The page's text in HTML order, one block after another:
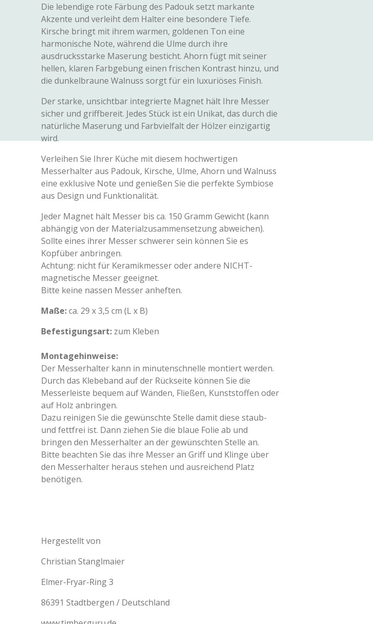
Die lebendige rote Färbung des Padouk setzt markante
Akzente und verleiht dem Halter eine besondere Tiefe.
Kirsche bringt mit ihrem warmen, goldenen Ton eine
harmonische Note, während die Ulme durch ihre
ausdrucksstarke Maserung besticht. Ahorn fügt mit seiner
hellen, klaren Farbgebung einen frischen Kontrast hinzu, und
die dunkelbraune Walnuss sorgt für ein luxuriöses Finish.
Der starke, unsichtbar integrierte Magnet hält Ihre Messer
sicher und griffbereit. Jedes Stück ist ein Unikat, das durch die
natürliche Maserung und Farbvielfalt der Hölzer einzigartig
wird.
Verleihen Sie Ihrer Küche mit diesem hochwertigen
Messerhalter aus Padouk, Kirsche, Ulme, Ahorn und Walnuss
eine exklusive Note und genießen Sie die perfekte Symbiose
aus Design und Funktionalität.
Jeder Magnet hält Messer bis ca. 150 Gramm Gewicht (kann
abhängig von der Materialzusammensetzung abweichen).
Sollte eines ihrer Messer schwerer sein können Sie es
Kopfüber anbringen.
Achtung: nicht für Keramikmesser oder andere NICHT-
magnetische Messer geeignet.
Bitte keine nassen Messer anheften.
Maße:ca. 29 x 3,5 cm (L x B)
Befestigungsart: zum Kleben
Montagehinweise:
Der Messerhalter kann in minutenschnelle montiert werden.
Durch das Klebeband auf der Rückseite können Sie die
Messerleiste bequem auf Wänden, Fließen, Kunststoffen oder
auf Holz anbringen.
Dazu reinigen Sie die gewünschte Stelle damit diese staub-
und fettfrei ist. Dann ziehen Sie die blaue Folie ab und
bringen den Messerhalter an der gewünschten Stelle an.
Bitte beachten Sie das ihre Messer an Griff und Klinge über
den Messerhalter heraus stehen und ausreichend Platz
benötigen.
Hergestellt von
Christian Stanglmaier
Elmer-Fryar-Ring 3
86391 Stadtbergen / Deutschland